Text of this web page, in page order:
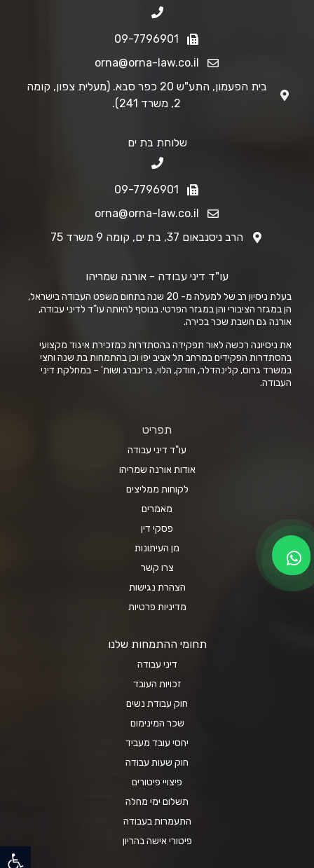
פתח
09-7796901
orna@orna-law.co.il
בית הפעמון, התע"ש 20 כפר סבא. (מעלית צפון, קומה
2, משרד 241).
שלוחת בת ים
09-7796901
orna@orna-law.co.il
הרב ניסנבאום 37, בת ים, קומה 9 משרד 75
עו"ד דיני עבודה - אורנה שמריהו
בעלת ניסיון רב של למעלה מ- 20 שנה בתחום משפט העבודה בישראל,
הן במגזר הציבורי והן במגזר הפרטי. בנוסף להיותה עו"ד לדיני עבודה,
אורנה גם חשבת שכר בכירה.
את ניסיונה רכשה לאור תפקידה בהסתדרות כמזכירת איגוד מקצועי
בהסתדרות הפקידים במרחב תל אביב יפו וכן בהתמחות בת שנה וחצי
במשרד גרוס, קלינהדלר, חודק, הלוי, גרינברג ושות' – במחלקת דיני
העבודה.
תפריט
עו"ד דיני עבודה
אודות אורנה שמריהו
לקוחות ממליצים
מאמרים
פסקי דין
מן העיתונות
צרו קשר
הצהרת נגישות
מדיניות פרטיות
תחומי ההתמחות שלנו
דיני עבודה
זכויות העובד
חוק עבודת נשים
שכר המינימום
יחסי עובד מעביד
חוק שעות עבודה
פיצויי פיטורים
תשלום ימי מחלה
התעמרות בעבודה
פיטורי אישה בהריון